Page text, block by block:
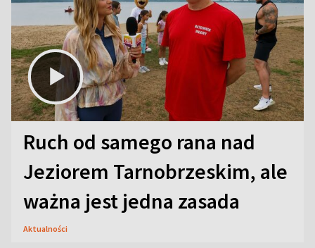
Ruch od samego rana nad
Jeziorem Tarnobrzeskim, ale
ważna jest jedna zasada
Aktualności